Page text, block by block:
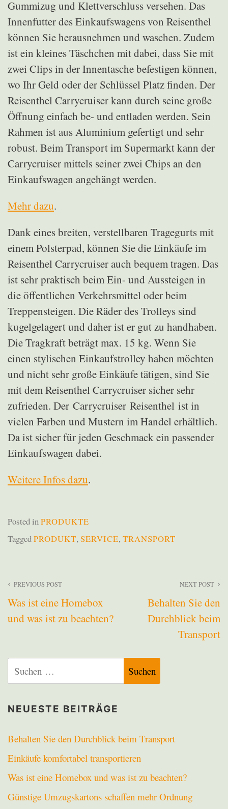
Gummizug und Klettverschluss versehen. Das
Innenfutter des Einkaufswagens von Reisenthel
können Sie herausnehmen und waschen. Zudem
ist ein kleines Täschchen mit dabei, dass Sie mit
zwei Clips in der Innentasche befestigen können,
wo Ihr Geld oder der Schlüssel Platz finden. Der
Reisenthel Carrycruiser kann durch seine große
Öffnung einfach be- und entladen werden. Sein
Rahmen ist aus Aluminium gefertigt und sehr
robust. Beim Transport im Supermarkt kann der
Carrycruiser mittels seiner zwei Chips an den
Einkaufswagen angehängt werden.
Mehr dazu.
Dank eines breiten, verstellbaren Tragegurts mit
einem Polsterpad, können Sie die Einkäufe im
Reisenthel Carrycruiser auch bequem tragen. Das
ist sehr praktisch beim Ein- und Aussteigen in
die öffentlichen Verkehrsmittel oder beim
Treppensteigen. Die Räder des Trolleys sind
kugelgelagert und daher ist er gut zu handhaben.
Die Tragkraft beträgt max. 15 kg. Wenn Sie
einen stylischen Einkaufstrolley haben möchten
und nicht sehr große Einkäufe tätigen, sind Sie
mit dem Reisenthel Carrycruiser sicher sehr
zufrieden. Der Carrycruiser Reisenthel ist in
vielen Farben und Mustern im Handel erhältlich.
Da ist sicher für jeden Geschmack ein passender
Einkaufswagen dabei.
Weitere Infos dazu.
Posted inPRODUKTE
TaggedPRODUKT, SERVICE, TRANSPORT
Beitragsnavigation
PREVIOUS POST
Was ist eine Homebox
und was ist zu beachten?
NEXT POST
Behalten Sie den
Durchblick beim
Transport
nach:
NEUESTE BEITRÄGE
Behalten Sie den Durchblick beim Transport
Einkäufe komfortabel transportieren
Was ist eine Homebox und was ist zu beachten?
Günstige Umzugskartons schaffen mehr Ordnung